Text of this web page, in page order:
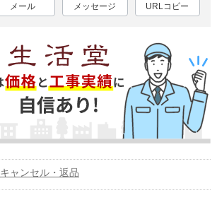
メール メッセージ URLコピー
キャンセル・返品